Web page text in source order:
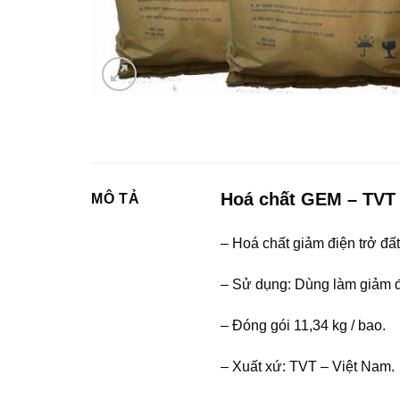
MÔ TẢ Hoá chất GEM –
– Hoá chất giảm điện trở
– Sử dụng: Dùng làm giảm
– Đóng gói 11,34 kg / bao.
– Xuất xứ: TVT – Việt Nam.